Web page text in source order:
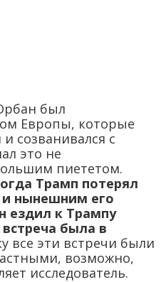
был
Европы, которые
созванивался с
это не
пиететом.
Трамп потерял
и нынешним его
ездил к Трампу
была в
все эти встречи были
возможно,
исследователь.